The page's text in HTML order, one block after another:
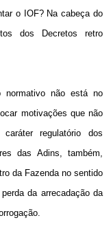
o IOF? Na cabeça do
dos Decretos retro
não está no
motivações que não
regulatório dos
das Adins, também,
da Fazenda no sentido
da arrecadação da